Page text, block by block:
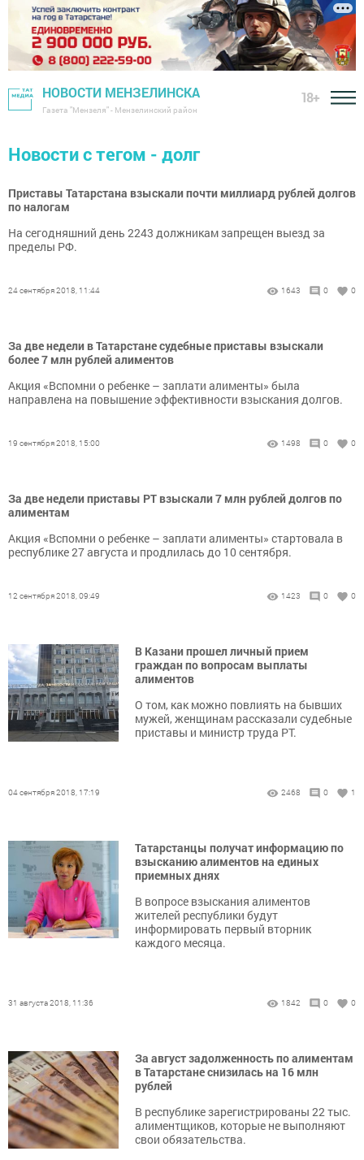
НОВОСТИ МЕНЗЕЛИНСКА
Газета "Мензеля" - Мензелинский район
18+
Новости с тегом - долг
Приставы Татарстана взыскали почти миллиард рублей долгов
по налогам
На сегодняшний день 2243 должникам запрещен выезд за
пределы РФ.
24 сентября 2018, 11:44 1643 0 0
За две недели в Татарстане судебные приставы взыскали
более 7 млн рублей алиментов
Акция «Вспомни о ребенке – заплати алименты» была
направлена на повышение эффективности взыскания долгов.
19 сентября 2018, 15:00 1498 0 0
За две недели приставы РТ взыскали 7 млн рублей долгов по
алиментам
Акция «Вспомни о ребенке – заплати алименты» стартовала в
республике 27 августа и продлилась до 10 сентября.
12 сентября 2018, 09:49 1423 0 0
В Казани прошел личный прием
граждан по вопросам выплаты
алиментов
О том, как можно повлиять на бывших
мужей, женщинам рассказали судебные
приставы и министр труда РТ.
04 сентября 2018, 17:19 2468 0 1
Татарстанцы получат информацию по
взысканию алиментов на единых
приемных днях
В вопросе взыскания алиментов
жителей республики будут
информировать первый вторник
каждого месяца.
31 августа 2018, 11:36 1842 0 0
За август задолженность по алиментам
в Татарстане снизилась на 16 млн
рублей
В республике зарегистрированы 22 тыс.
алиментщиков, которые не выполняют
свои обязательства.